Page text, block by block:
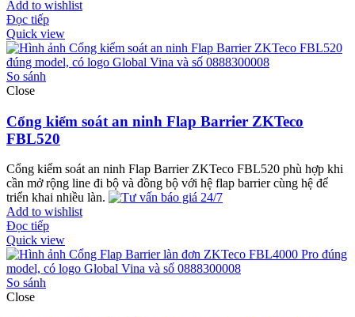
Add to wishlist
Đọc tiếp
Quick view
So sánh
Close
Cổng kiểm soát an ninh Flap Barrier ZKTeco
FBL520
Cổng kiểm soát an ninh Flap Barrier ZKTeco FBL520 phù hợp khi
cần mở rộng line đi bộ và đồng bộ với hệ flap barrier cùng hệ để
triển khai nhiều làn.
Add to wishlist
Đọc tiếp
Quick view
So sánh
Close